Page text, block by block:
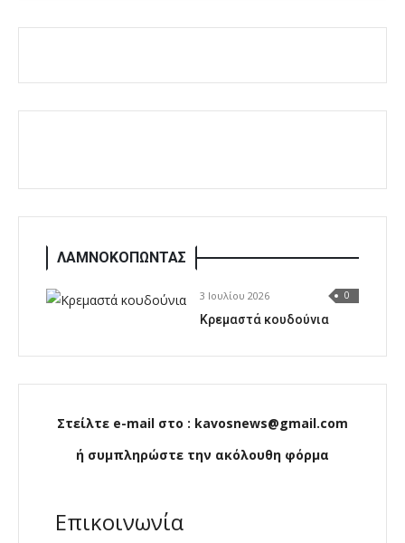
ΛΑΜΝΟΚΟΠΩΝΤΑΣ
3 Ιουλίου 2026 0
Κρεμαστά κουδούνια
Στείλτε e-mail στο : kavosnews@gmail.com
ή συμπληρώστε την ακόλουθη φόρμα
Επικοινωνία